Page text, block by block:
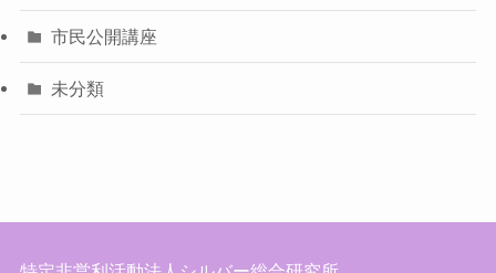
市民公開講座
未分類